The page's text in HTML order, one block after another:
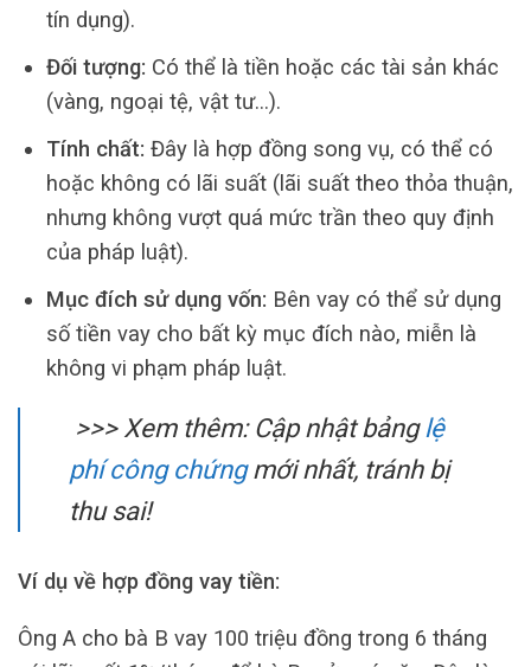
tín dụng).
Đối tượng: Có thể là tiền hoặc các tài sản khác
(vàng, ngoại tệ, vật tư…).
Tính chất: Đây là hợp đồng song vụ, có thể có
hoặc không có lãi suất (lãi suất theo thỏa thuận,
nhưng không vượt quá mức trần theo quy định
của pháp luật).
Mục đích sử dụng vốn: Bên vay có thể sử dụng
số tiền vay cho bất kỳ mục đích nào, miễn là
không vi phạm pháp luật.
>>> Xem thêm: Cập nhật bảng lệ
phí công chứngmới nhất, tránh bị
thu sai!
Ví dụ về hợp đồng vay tiền:
Ông A cho bà B vay 100 triệu đồng trong 6 tháng